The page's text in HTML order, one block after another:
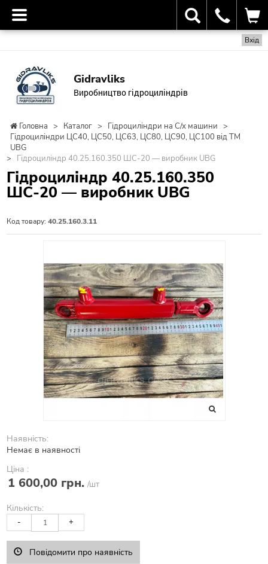
Вхід
Gidravliks
Виробництво гідроциліндрів
Головна > Каталог > Гідроциліндри на С/х машини >
Гідроциліндри ЦС40, ЦС50, ЦС63, ЦС80, ЦС90, ЦС100 від ТМ
UBG
>
Гідроциліндр 40.25.160.350 ШС-20 — виробник UBG
Гідроциліндр 40.25.160.350
ШС-20 — виробник UBG
Код товару: 40.25.160.3.11
Наявність:
Немає в наявності
Ціна :
1 600,00 грн. /шт
Кількість:
- +
Повідомити про наявність